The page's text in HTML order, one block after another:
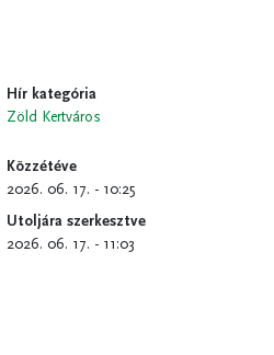
Hír kategória
Zöld Kertváros
Közzétéve
2026. 06. 17. - 10:25
Utoljára szerkesztve
2026. 06. 17. - 11:03